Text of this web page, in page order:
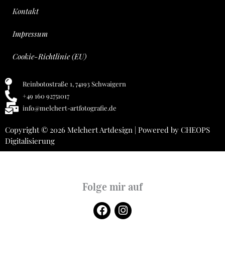
Kontakt
Impressum
Cookie-Richtlinie (EU)
Reinbotostraße 1, 74193 Schwaigern
+49 160 92751017
info@melchert-artfotografie.de
Copyright © 2026 Melchert Artdesign | Powered by CHEOPS
Digitalisierung
Folge mir auf
F
a
I
n